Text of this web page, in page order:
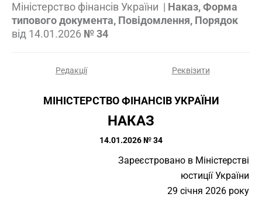
Міністерство фінансів України | Наказ, Форма
типового документа, Повідомлення, Порядок
від 14.01.2026 № 34
Редакції Реквізити
МІНІСТЕРСТВО ФІНАНСІВ УКРАЇНИ
НАКАЗ
14.01.2026 № 34
Зареєстровано в Міністерстві
юстиції України
29 січня 2026 року